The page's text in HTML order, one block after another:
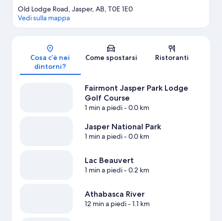
Mappa
Old Lodge Road, Jasper, AB, T0E 1E0
Vedi sulla mappa
Cosa c’è nei
dintorni?
Come spostarsi Ristoranti
Fairmont Jasper Park Lodge
Golf Course
1 min a piedi- 0.0 km
Jasper National Park
1 min a piedi- 0.0 km
Lac Beauvert
1 min a piedi- 0.2 km
Athabasca River
12 min a piedi- 1.1 km